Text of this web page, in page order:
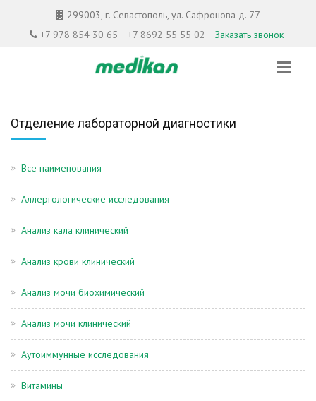
299003, г. Севастополь, ул. Сафронова д. 77
+7 978 854 30 65
+7 8692 55 55 02 Заказать звонок
Отделение лабораторной диагностики
Все наименования
Аллергологические исследования
Анализ кала клинический
Анализ крови клинический
Анализ мочи биохимический
Анализ мочи клинический
Аутоиммунные исследования
Витамины